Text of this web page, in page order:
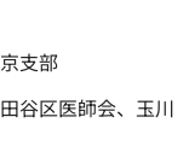
支部
谷区医師会、玉川